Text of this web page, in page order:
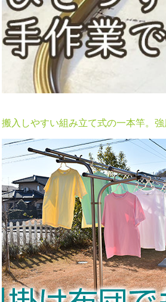
搬入しやすい組み立て式の一本竿。強